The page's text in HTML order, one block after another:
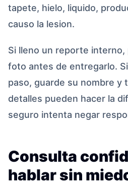
tapete, hielo, liquido,
causo la lesion.
Si lleno un reporte interno,
foto antes de entregarlo.
paso, guarde su nombre y
detalles pueden hacer la
seguro intenta negar
Consulta
hablar sin